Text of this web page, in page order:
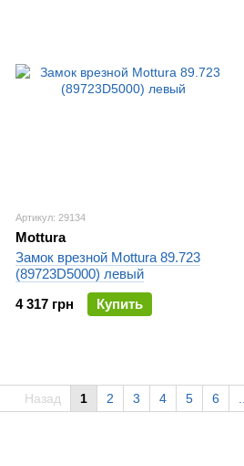
Артикул: 29134
Mottura
Замок врезной Mottura 89.723
(89723D5000) левый
4 317 грн
Купить
Назад 1 2 3 4 5 6